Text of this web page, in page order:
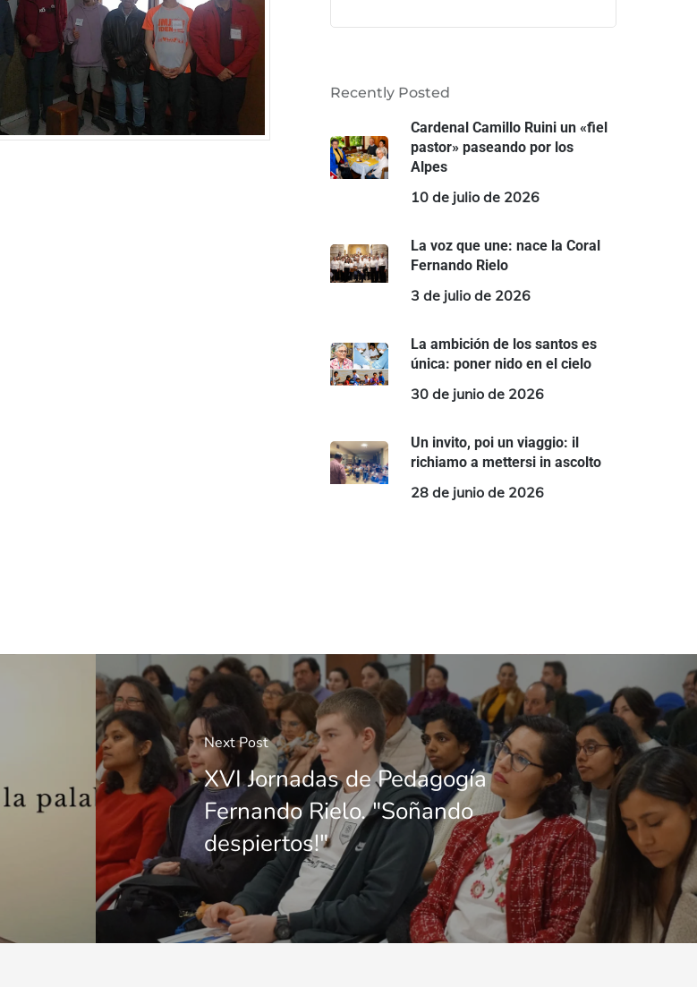
Recently Posted
Cardenal Camillo Ruini un «fiel
pastor» paseando por los
Alpes
10 de julio de 2026
La voz que une: nace la Coral
Fernando Rielo
3 de julio de 2026
La ambición de los santos es
única: poner nido en el cielo
30 de junio de 2026
Un invito, poi un viaggio: il
richiamo a mettersi in ascolto
28 de junio de 2026
Next Post
XVI Jornadas de Pedagogía
Fernando Rielo. "Soñando
despiertos!"